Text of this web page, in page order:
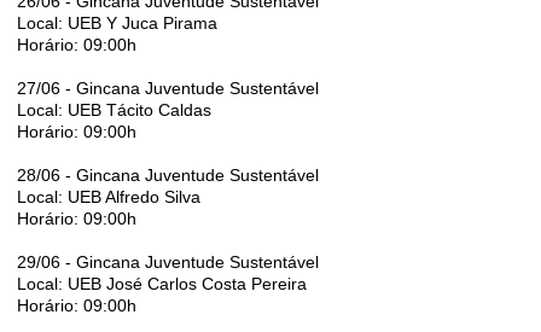
Local: UEB Y Juca Pirama
Horário: 09:00h
27/06 - Gincana Juventude Sustentável
Local: UEB Tácito Caldas
Horário: 09:00h
28/06 - Gincana Juventude Sustentável
Local: UEB Alfredo Silva
Horário: 09:00h
29/06 - Gincana Juventude Sustentável
Local: UEB José Carlos Costa Pereira
Horário: 09:00h